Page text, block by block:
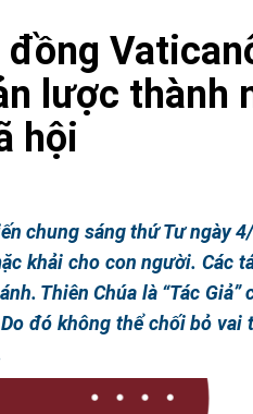
đồng
lược
hội
chung sáng thứ Tư ngày
khải cho con người. Các
Thiên Chúa là “Tác
đó không thể chối bỏ